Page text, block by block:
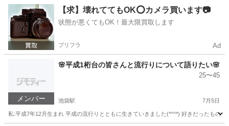
東京 新宿区 西武新宿駅 その他 30歳
【求】壊れててもOK⭕️カメラ買います📷
状態が悪くてもOK！最大限買取します
プリフラ Ad
メンバー
🌸平成1桁台の皆さんと流行りについて語りたい🌸
25〜45
池袋駅 7月5日
私:平成7年12月生まれ 平成の流行りとともに生きていきました(*^^*) 好きだったもの: